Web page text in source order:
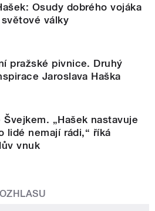
Osudy dobrého vojáka
války
pražské pivnice. Druhý
Jaroslava Haška
„Hašek nastavuje
lidé nemají rádi,“ říká
vnuk